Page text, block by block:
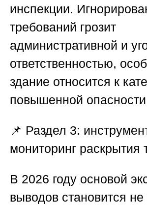
инспекции.
требований грозит
административной и
ответственностью,
здание относится к
повышенной
📌 Раздел 3:
мониторинг раскрытия
В 2026 году основой
выводов становится не